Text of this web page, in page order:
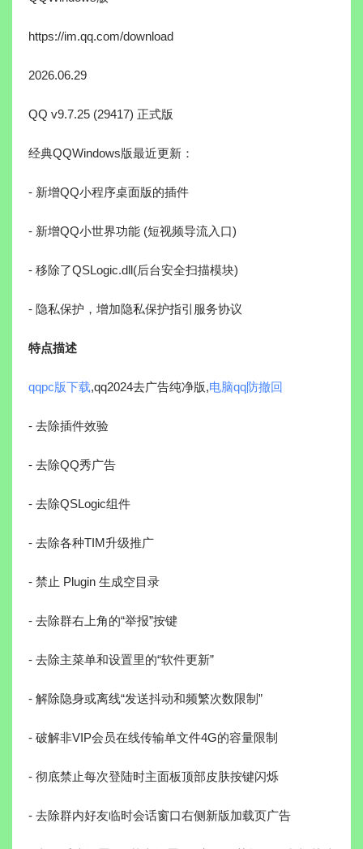
https://im.qq.com/download
2026.06.29
QQ v9.7.25 (29417) 正式版
经典QQWindows版最近更新：
- 新增QQ小程序桌面版的插件
- 新增QQ小世界功能 (短视频导流入口)
- 移除了QSLogic.dll(后台安全扫描模块)
- 隐私保护，增加隐私保护指引服务协议
特点描述
qqpc版下载,qq2024去广告纯净版,电脑qq防撤回
- 去除插件效验
- 去除QQ秀广告
- 去除QSLogic组件
- 去除各种TIM升级推广
- 禁止 Plugin 生成空目录
- 去除群右上角的“举报”按键
- 去除主菜单和设置里的“软件更新”
- 解除隐身或离线“发送抖动和频繁次数限制”
- 破解非VIP会员在线传输单文件4G的容量限制
- 彻底禁止每次登陆时主面板顶部皮肤按键闪烁
- 去除群内好友临时会话窗口右侧新版加载页广告